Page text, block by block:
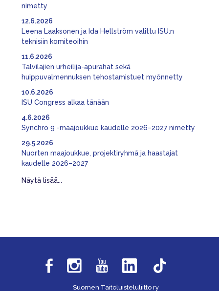
nimetty
Leena Laaksonen ja Ida Hellström valittu ISU:n
teknisiin komiteoihin
12.6.2026
Talvilajien urheilija-apurahat sekä
huippuvalmennuksen tehostamistuet myönnetty
11.6.2026
ISU Congress alkaa tänään
10.6.2026
Synchro 9 -maajoukkue kaudelle 2026–2027 nimetty
4.6.2026
Nuorten maajoukkue, projektiryhmä ja haastajat
kaudelle 2026–2027
29.5.2026
Näytä lisää...
Suomen Taitoluisteluliitto ry